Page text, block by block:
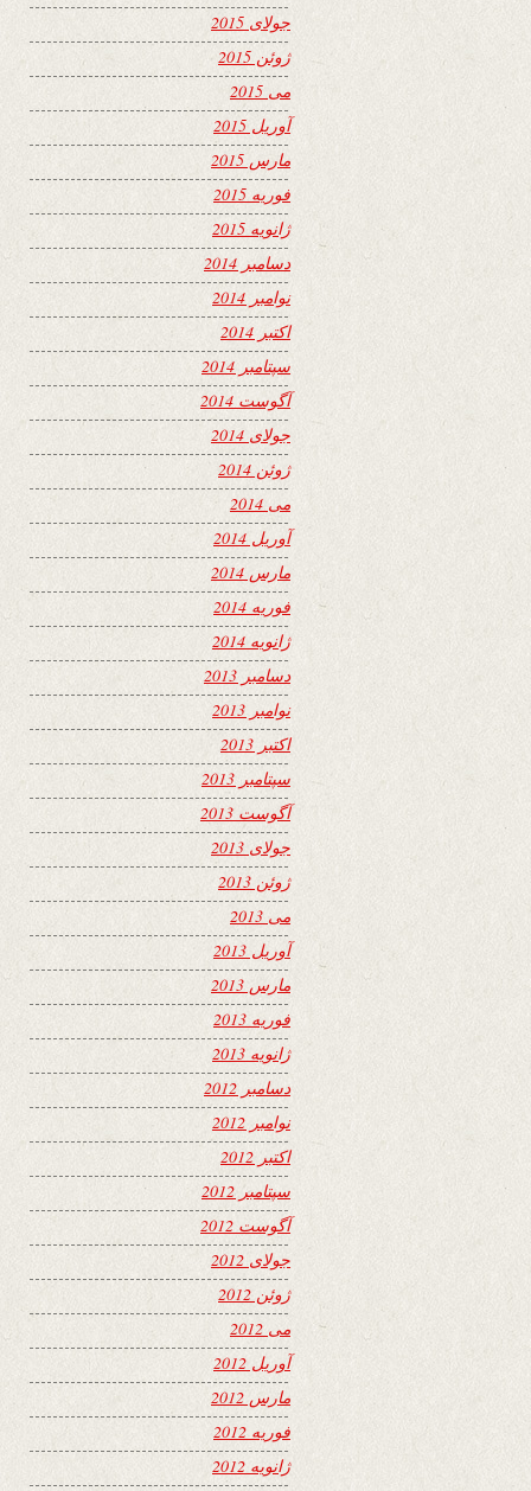
جولای 2015
ژوئن 2015
می 2015
آوریل 2015
مارس 2015
فوریه 2015
ژانویه 2015
دسامبر 2014
نوامبر 2014
اکتبر 2014
سپتامبر 2014
آگوست 2014
جولای 2014
ژوئن 2014
می 2014
آوریل 2014
مارس 2014
فوریه 2014
ژانویه 2014
دسامبر 2013
نوامبر 2013
اکتبر 2013
سپتامبر 2013
آگوست 2013
جولای 2013
ژوئن 2013
می 2013
آوریل 2013
مارس 2013
فوریه 2013
ژانویه 2013
دسامبر 2012
نوامبر 2012
اکتبر 2012
سپتامبر 2012
آگوست 2012
جولای 2012
ژوئن 2012
می 2012
آوریل 2012
مارس 2012
فوریه 2012
ژانویه 2012